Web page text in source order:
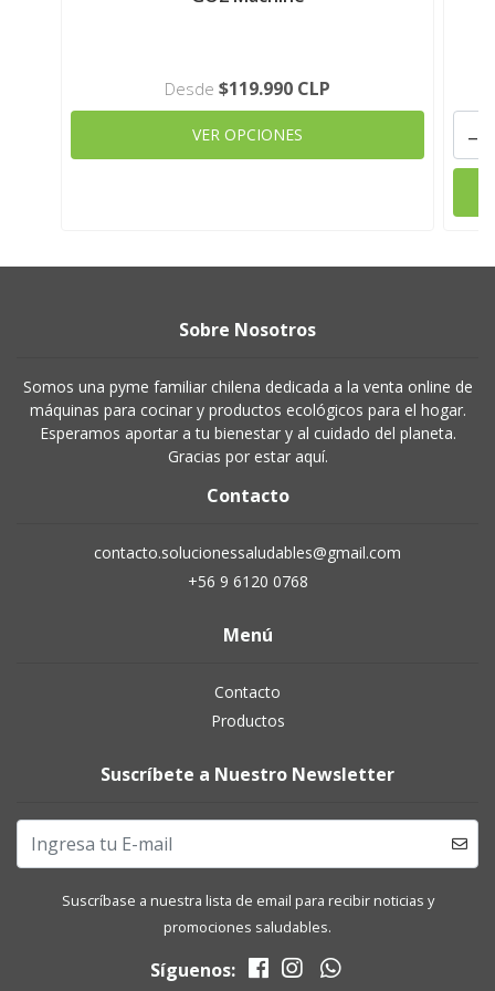
Desde $119.990 CLP
VER OPCIONES -
Sobre Nosotros
Somos una pyme familiar chilena dedicada a la venta online de
máquinas para cocinar y productos ecológicos para el hogar.
Esperamos aportar a tu bienestar y al cuidado del planeta.
Gracias por estar aquí.
Contacto
contacto.solucionessaludables@gmail.com
+56 9 6120 0768
Menú
Contacto
Productos
Suscríbete a Nuestro Newsletter
Suscríbase a nuestra lista de email para recibir noticias y
promociones saludables.
Síguenos: